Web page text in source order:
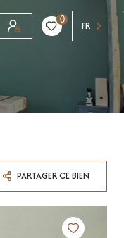
0 FR
PARTAGER CE BIEN